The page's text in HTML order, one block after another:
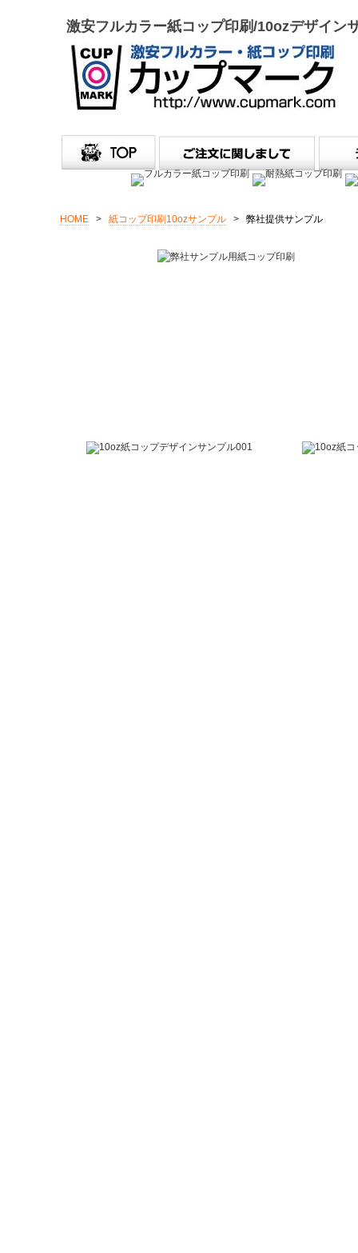
激安フルカラー紙コップ印刷/10ozデザイン
HOME > 紙コップ印刷10ozサンプル > 弊社提供サンプル